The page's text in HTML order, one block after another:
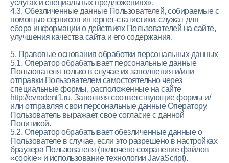
услугах и специальных предложениях».
4.3. Обезличенные данные Пользователей, собираемые с
помощью сервисов интернет-статистики, служат для
сбора информации о действиях Пользователей на сайте,
улучшения качества сайта и его содержания.
5. Правовые основания обработки персональных данных
5.1. Оператор обрабатывает персональные данные
Пользователя только в случае их заполнения и/или
отправки Пользователем самостоятельно через
специальные формы, расположенные на сайте
http://evrodent1.ru. Заполняя соответствующие формы и/
или отправляя свои персональные данные Оператору,
Пользователь выражает свое согласие с данной
Политикой.
5.2. Оператор обрабатывает обезличенные данные о
Пользователе в случае, если это разрешено в настройках
браузера Пользователя (включено сохранение файлов
«cookie» и использование технологии JavaScript).